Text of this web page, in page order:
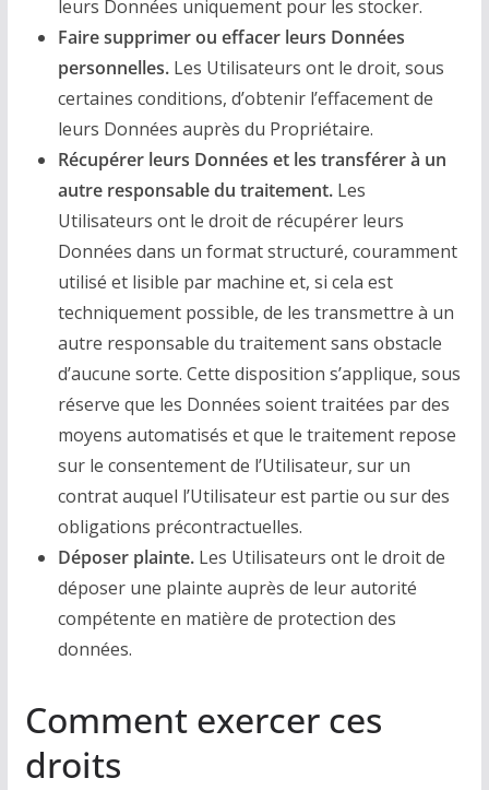
leurs Données uniquement pour les stocker.
Faire supprimer ou effacer leurs Données
personnelles.Les Utilisateurs ont le droit, sous
certaines conditions, d’obtenir l’effacement de
leurs Données auprès du Propriétaire.
Récupérer leurs Données et les transférer à un
autre responsable du traitement.Les
Utilisateurs ont le droit de récupérer leurs
Données dans un format structuré, couramment
utilisé et lisible par machine et, si cela est
techniquement possible, de les transmettre à un
autre responsable du traitement sans obstacle
d’aucune sorte. Cette disposition s’applique, sous
réserve que les Données soient traitées par des
moyens automatisés et que le traitement repose
sur le consentement de l’Utilisateur, sur un
contrat auquel l’Utilisateur est partie ou sur des
obligations précontractuelles.
Déposer plainte.Les Utilisateurs ont le droit de
déposer une plainte auprès de leur autorité
compétente en matière de protection des
données.
Comment exercer ces
droits